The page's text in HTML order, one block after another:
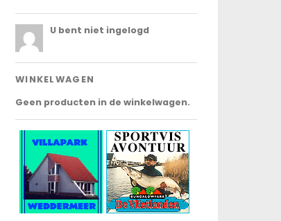
U bent niet ingelogd
WINKELWAGEN
Geen producten in de winkelwagen.